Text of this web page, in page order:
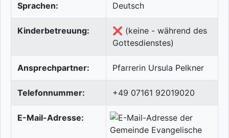
Sprachen: Deutsch
Kinderbetreuung:
❌ (keine - während des
Gottesdienstes)
Ansprechpartner: Pfarrerin Ursula Pelkner
Telefonnummer: +49 07161 92019020
E-Mail-Adresse: